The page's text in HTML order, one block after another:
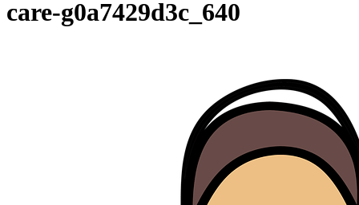
care-g0a7429d3c_640